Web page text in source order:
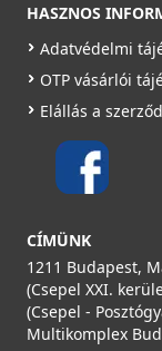
CONNECT
52309000100W
HASZNOS
Adatvédelmi
OTP vásárlói
Elállás a
CÍMÜNK
1211 Budapest,
(Csepel XXI.
(Csepel -
Multikomplex